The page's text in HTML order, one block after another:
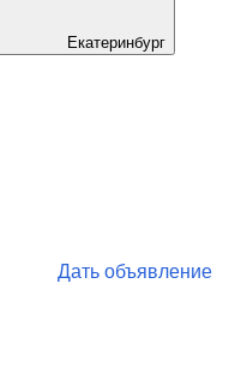
Екатеринбург
Дать объявление